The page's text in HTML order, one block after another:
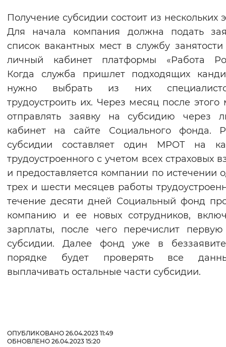
Получение субсидии состоит из нескольких
Для начала компания должна подать
список вакантных мест в службу
личный кабинет платформы «Работа
Когда служба пришлет подходящих
нужно выбрать из них
трудоустроить их. Через месяц после
отправлять заявку на субсидию через
кабинет на сайте Социального фонда.
субсидии составляет один МРОТ на
трудоустроенного с учетом всех страховых
и предоставляется компании по истечении
трех и шести месяцев работы
течение десяти дней Социальный фонд
компанию и ее новых сотрудников,
зарплаты, после чего перечислит первую
субсидии. Далее фонд уже в
порядке будет проверять все
выплачивать остальные части субсидии.
ОПУБЛИКОВАНО 26.04.2023 11:49
ОБНОВЛЕНО 26.04.2023 15:20